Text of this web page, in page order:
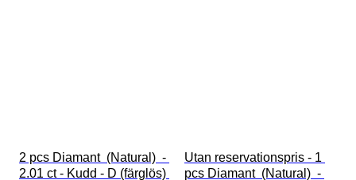
2 pcs Diamant  (Natural)  -
2.01 ct - Kudd - D (färglös)
Utan reservationspris - 1
pcs Diamant  (Natural)  -